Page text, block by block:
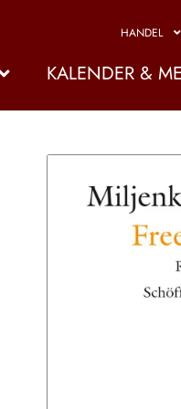
HANDEL
KALENDER &